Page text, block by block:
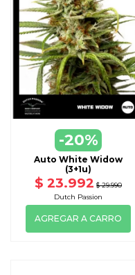
-20%
Auto White Widow
(3+1u)
$ 23.992 $ 29.990
Dutch Passion
AGREGAR A CARRO